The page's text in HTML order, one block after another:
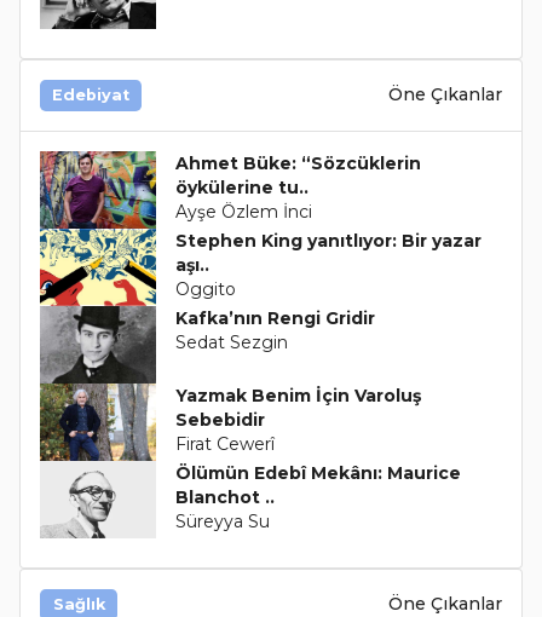
Edebiyat Öne Çıkanlar
Ahmet Büke: “Sözcüklerin
öykülerine tu..
Ayşe Özlem İnci
Stephen King yanıtlıyor: Bir yazar
aşı..
Oggito
Kafka’nın Rengi Gridir
Sedat Sezgin
Yazmak Benim İçin Varoluş
Sebebidir
Firat Cewerî
Ölümün Edebî Mekânı: Maurice
Blanchot ..
Süreyya Su
Sağlık Öne Çıkanlar